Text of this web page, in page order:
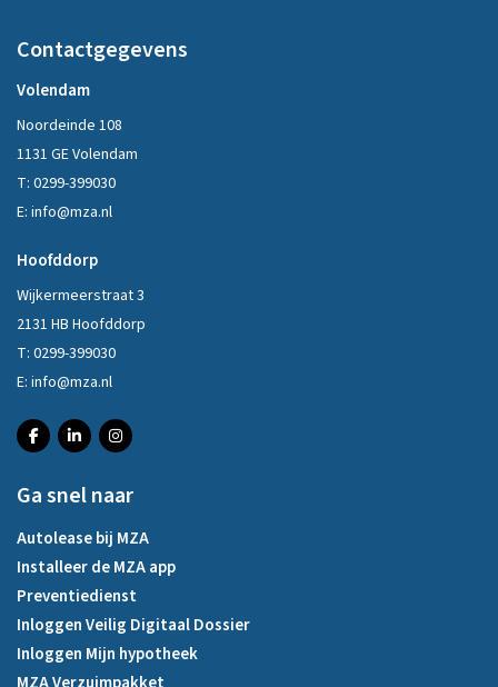
Contactgegevens
Volendam
Noordeinde 108
1131 GE Volendam
T: 0299-399030
E: info@mza.nl
Hoofddorp
Wijkermeerstraat 3
2131 HB Hoofddorp
T: 0299-399030
E: info@mza.nl
Ga snel naar
Autolease bij MZA
Installeer de MZA app
Preventiedienst
Inloggen Veilig Digitaal Dossier
Inloggen Mijn hypotheek